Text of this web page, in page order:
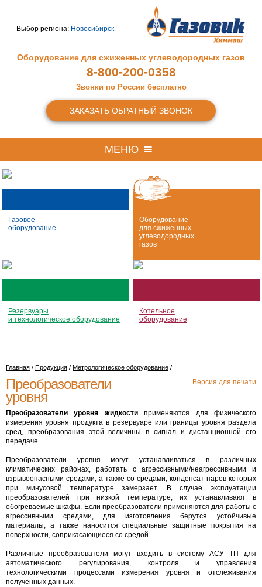
Выбор региона: Новосибирск
Оборудование для сжиженных углеводородных газов
8-800-200-0358
Звонки по России бесплатно
ЗАКАЗАТЬ ОБРАТНЫЙ ЗВОНОК
МЕНЮ
Газовое
оборудование
Оборудование
для сжиженных
углеводородных
газов
Резервуары
и технологическое оборудование
Котельное
оборудование
Главная / Продукция / Метрологическое оборудование /
Версия для печати
Преобразователи
уровня
Преобразователи уровня жидкостиприменяются для физического
измерения уровня продукта в резервуаре или границы уровня раздела
сред, преобразования этой величины в сигнал и дистанционной его
передаче.
Преобразователи уровня могут устанавливаться в различных
климатических районах, работать с агрессивными/неагрессивными и
взрывоопасными средами, а также со средами, конденсат паров которых
при минусовой температуре замерзает. В случае эксплуатации
преобразователей при низкой температуре, их устанавливают в
обогреваемые шкафы. Если преобразователи применяются для работы с
агрессивными средами, для изготовления берутся устойчивые
материалы, а также наносится специальные защитные покрытия на
поверхности, соприкасающиеся со средой.
Различные преобразователи могут входить в систему АСУ ТП для
автоматического регулирования, контроля и управления
технологическими процессами измерения уровня и отслеживания
полученных данных.